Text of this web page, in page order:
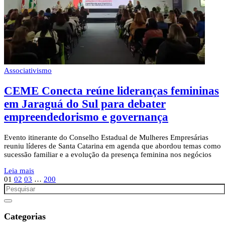
Associativismo
CEME Conecta reúne lideranças femininas
em Jaraguá do Sul para debater
empreendedorismo e governança
Evento itinerante do Conselho Estadual de Mulheres Empresárias
reuniu líderes de Santa Catarina em agenda que abordou temas como
sucessão familiar e a evolução da presença feminina nos negócios
Leia mais
01 02 03 … 200
Categorias